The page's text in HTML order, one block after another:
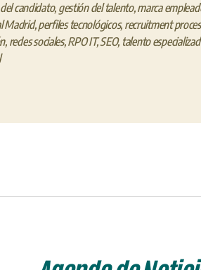
candidato, gestión del talento,marca
Madrid,perfiles tecnológicos, recruitment
, redes sociales,RPO IT,SEO, talento